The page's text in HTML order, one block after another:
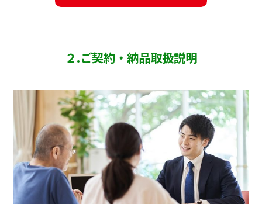
２.ご契約・納品取扱説明